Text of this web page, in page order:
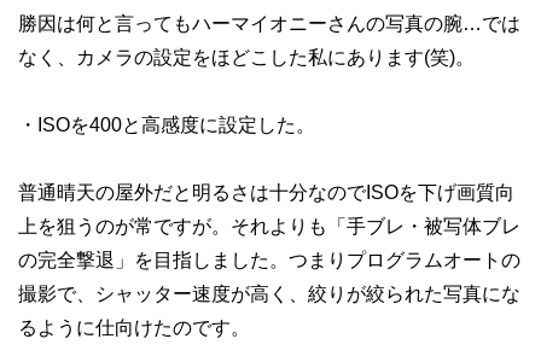
勝因は何と言ってもハーマイオニーさんの写真の腕…では
なく、カメラの設定をほどこした私にあります(笑)。
・ISOを400と高感度に設定した。
普通晴天の屋外だと明るさは十分なのでISOを下げ画質向
上を狙うのが常ですが。それよりも「手ブレ・被写体ブレ
の完全撃退」を目指しました。つまりプログラムオートの
撮影で、シャッター速度が高く、絞りが絞られた写真にな
るように仕向けたのです。